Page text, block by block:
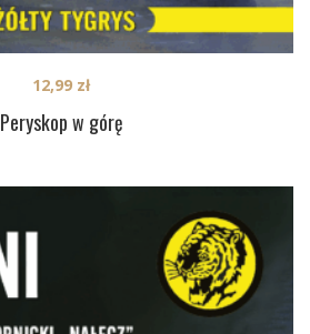
Peryskop w górę
12,99 zł